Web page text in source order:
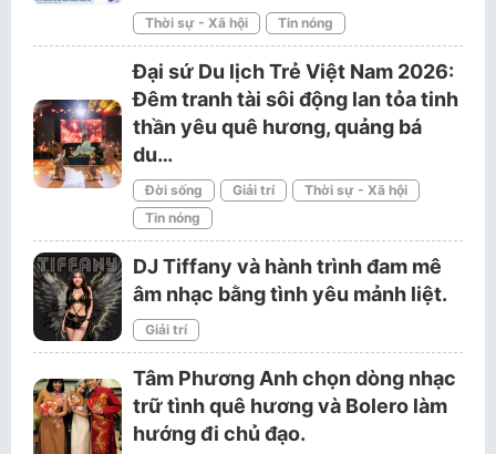
Thời sự - Xã hội Tin nóng
Đại sứ Du lịch Trẻ Việt Nam 2026:
Đêm tranh tài sôi động lan tỏa tinh
thần yêu quê hương, quảng bá
du…
Đời sống Giải trí
Thời sự - Xã hội
Tin nóng
DJ Tiffany và hành trình đam mê
âm nhạc bằng tình yêu mảnh liệt.
Giải trí
Tâm Phương Anh chọn dòng nhạc
trữ tình quê hương và Bolero làm
hướng đi chủ đạo.